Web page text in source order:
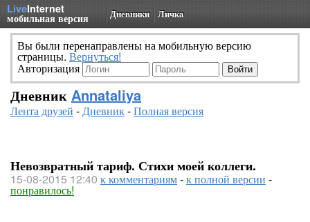
LiveInternet
мобильная версия Дневники Личка
Вы были перенаправлены на мобильную версию
страницы. Вернуться!
Авторизация
Дневник Annataliya
Лента друзей -Дневник-Полная версия
Невозвратный тариф. Стихи моей коллеги.
15-08-2015 12:40 к комментариям-к полной версии -
понравилось!